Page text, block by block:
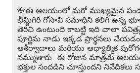
🌺ఈ ఆలయంలో మరో ముఖ్యమైన
భీమ్జిగిరి గోసావి సమాధిని కలిగి ఉన్న
తెరిచి ఉంటుంది కాబట్టి ఇది చాలా
పూర్ణిమ నాడు ఇక్కడ ప్రార్థనలు చేయడం
ఆశీర్వాదాలు మరియు ఆధ్యాత్మిక
నమ్ముతారు. ఈ రోజున మాత్రమే
భక్తుల సందడిని చూస్తుందని నివేదికలు